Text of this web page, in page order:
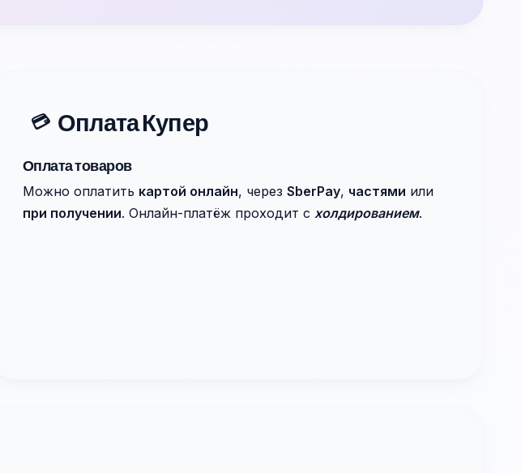
💳 Оплата Купер
Оплата товаров
Можно оплатить картой онлайн, через SberPay, частями или
при получении. Онлайн-платёж проходит с холдированием.